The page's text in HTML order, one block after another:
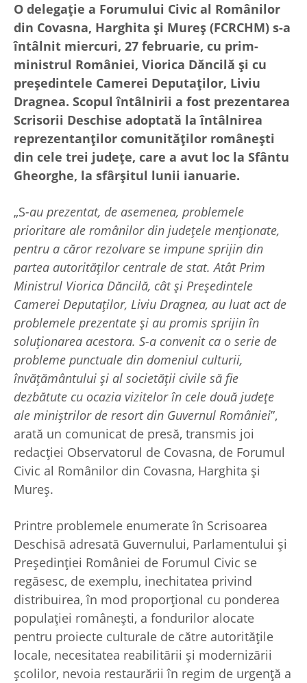
O delegație a Forumului Civic al Românilor
din Covasna, Harghita și Mureș (FCRCHM) s-a
întâlnit miercuri, 27 februarie, cu prim-
ministrul României, Viorica Dăncilă și cu
președintele Camerei Deputaților, Liviu
Dragnea. Scopul întâlnirii a fost prezentarea
Scrisorii Deschise adoptată la întâlnirea
reprezentanților comunităților românești
din cele trei județe, care a avut loc la Sfântu
Gheorghe, la sfârșitul lunii ianuarie.
„S-au prezentat, de asemenea, problemele
prioritare ale românilor din județele menționate,
pentru a căror rezolvare se impune sprijin din
partea autorităților centrale de stat. Atât Prim
Ministrul Viorica Dăncilă, cât și Președintele
Camerei Deputaților, Liviu Dragnea, au luat act de
problemele prezentate și au promis sprijin în
soluționarea acestora. S-a convenit ca o serie de
probleme punctuale din domeniul culturii,
învățământului și al societății civile să fie
dezbătute cu ocazia vizitelor în cele două județe
ale miniștrilor de resort din Guvernul României”,
arată un comunicat de presă, transmis joi
redacției Observatorul de Covasna, de Forumul
Civic al Românilor din Covasna, Harghita și
Mureș.
Printre problemele enumerate în Scrisoarea
Deschisă adresată Guvernului, Parlamentului și
Președinției României de Forumul Civic se
regăsesc, de exemplu, inechitatea privind
distribuirea, în mod proporțional cu ponderea
populației românești, a fondurilor alocate
pentru proiecte culturale de către autoritățile
locale, necesitatea reabilitării și modernizării
școlilor, nevoia restaurării în regim de urgență a